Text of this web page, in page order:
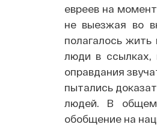
евреев на
не выезжая во
полагалось
люди в ссылках,
оправдания
пытались
людей. В общем,
обобщение на